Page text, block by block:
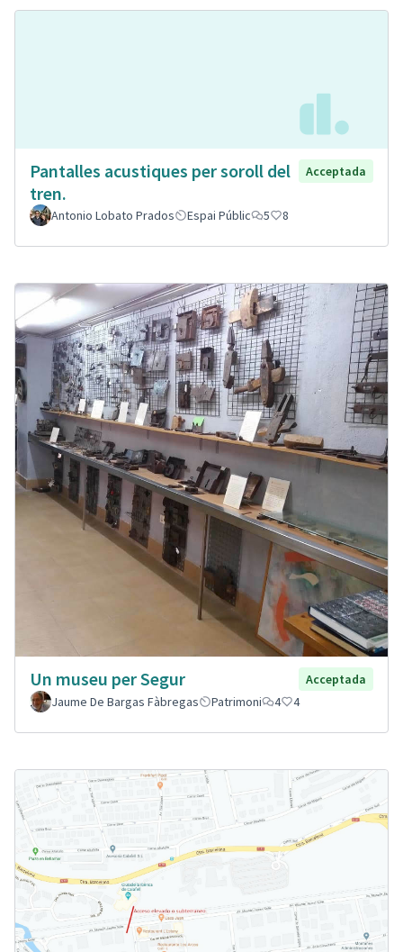
Pantalles acustiques per soroll del
tren.
Acceptada
Antonio Lobato Prados Espai Públic 5 8
Un museu per Segur
Acceptada
Jaume De Bargas Fàbregas
Patrimoni 4 4